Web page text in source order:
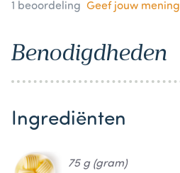
1 beoordeling Geef jouw mening
Benodigdheden
Ingrediënten
75 g (gram)